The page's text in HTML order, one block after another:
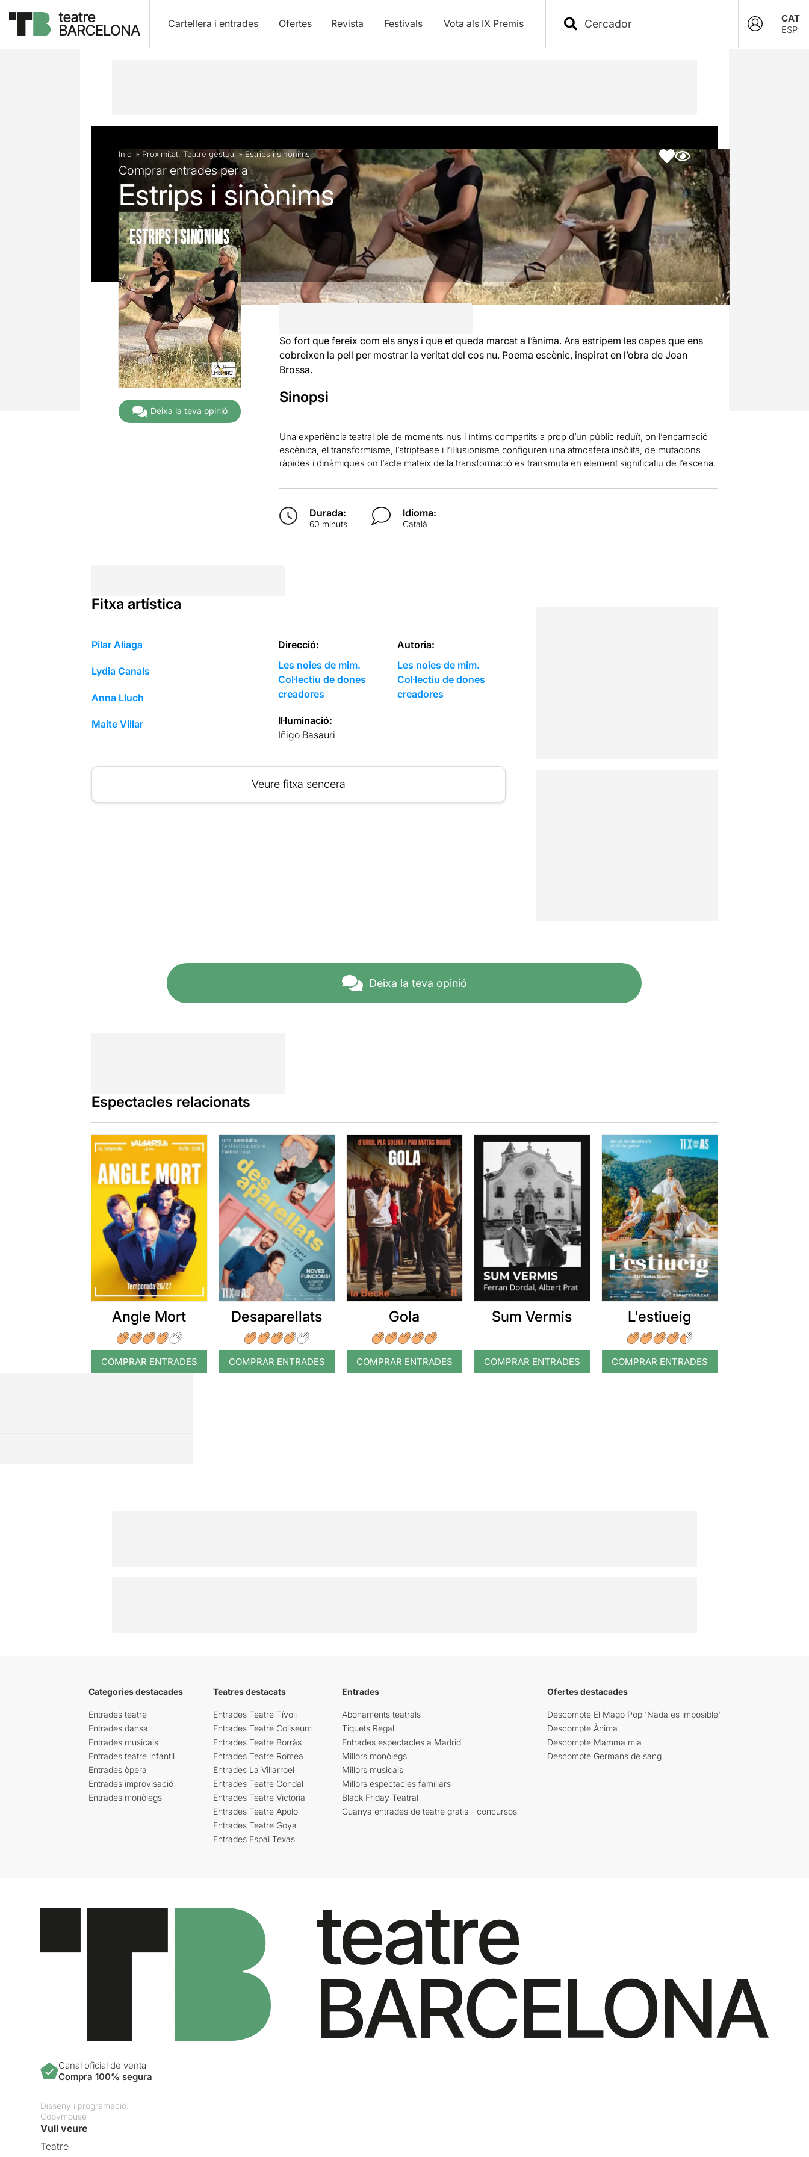
Cartellera i entrades Ofertes Revista Festivals Vota als IX Premis
CAT
ESP
Descripció Fitxa artística
Inici » Proximitat, Teatre gestual »Estrips i sinònims
Comprar entrades per a
Estrips i sinònims
Deixa la teva opinió
So fort que fereix com els anys i que et queda marcat a l’ànima. Ara estripem les capes que ens
cobreixen la pell per mostrar la veritat del cos nu. Poema escènic, inspirat en l’obra de Joan
Brossa.
Sinopsi
Una experiència teatral ple de moments nus i íntims compartits a prop d’un públic reduït, on l’encarnació
escènica, el transformisme, l’striptease i l’il·lusionisme configuren una atmosfera insòlita, de mutacions
ràpides i dinàmiques on l’acte mateix de la transformació es transmuta en element significatiu de l’escena.
Durada:
60 minuts
Idioma:
Català
Fitxa artística
Pilar Aliaga
Lydia Canals
Anna Lluch
Maite Villar
Direcció:
Les noies de mim.
Col·lectiu de dones
creadores
Autoria:
Les noies de mim.
Col·lectiu de dones
creadores
Il·luminació:
Iñigo Basauri
Veure fitxa sencera
Deixa la teva opinió
Espectacles relacionats
Angle Mort
COMPRAR ENTRADES
Desaparellats
COMPRAR ENTRADES
Gola
COMPRAR ENTRADES
Sum Vermis
COMPRAR ENTRADES
L'estiueig
COMPRAR ENTRADES
Categories destacades
Entrades teatre
Entrades dansa
Entrades musicals
Entrades teatre infantil
Entrades òpera
Entrades improvisació
Entrades monòlegs
Teatres destacats
Entrades Teatre Tívoli
Entrades Teatre Coliseum
Entrades Teatre Borràs
Entrades Teatre Romea
Entrades La Villarroel
Entrades Teatre Condal
Entrades Teatre Victòria
Entrades Teatre Apolo
Entrades Teatre Goya
Entrades Espai Texas
Entrades
Abonaments teatrals
Tiquets Regal
Entrades espectacles a Madrid
Millors monòlegs
Millors musicals
Millors espectacles familiars
Black Friday Teatral
Guanya entrades de teatre gratis - concursos
Ofertes destacades
Descompte El Mago Pop 'Nada es imposible'
Descompte Ànima
Descompte Mamma mia
Descompte Germans de sang
Canal oficial de venta
Compra 100% segura
Disseny i programació:
Copymouse
Vull veure
Teatre